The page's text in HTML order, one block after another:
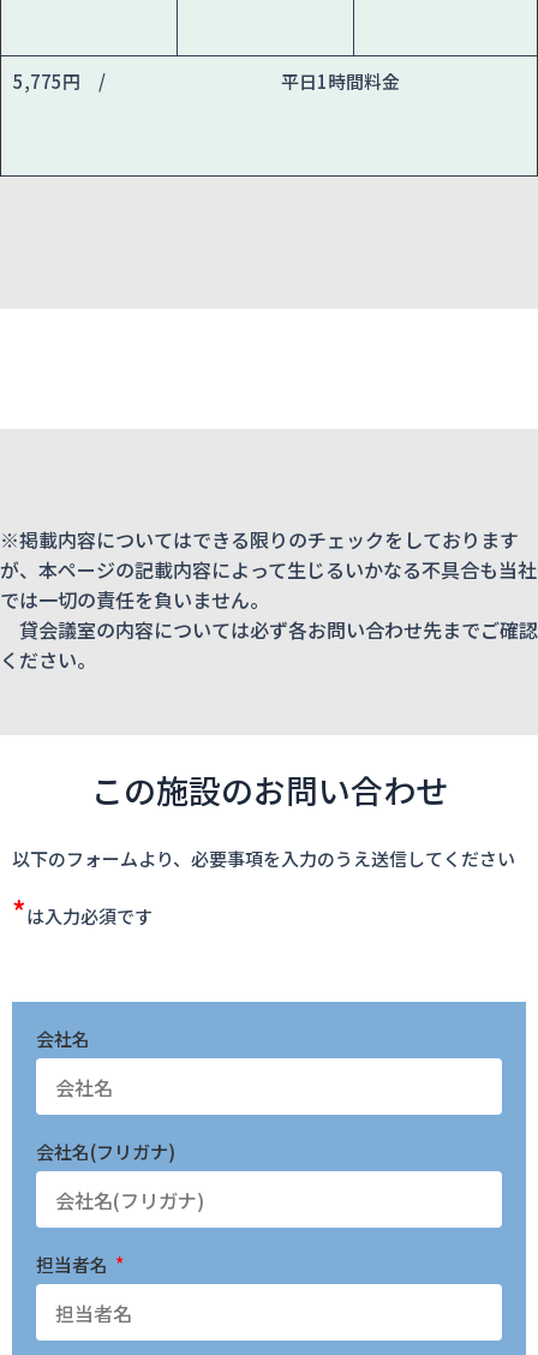
5,775円 / 平日1時間料金
※掲載内容についてはできる限りのチェックをしております
が、本ページの記載内容によって生じるいかなる不具合も当社
では一切の責任を負いません。
貸会議室の内容については必ず各お問い合わせ先までご確認
ください。
この施設のお問い合わせ
以下のフォームより、必要事項を入力のうえ送信してください
*は入力必須です
会社名
会社名(フリガナ)
担当者名